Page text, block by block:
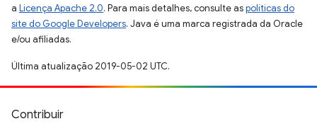
a Licença Apache 2.0. Para mais detalhes, consulte aspolíticas do
site do Google Developers. Java é uma marca registrada da Oracle
e/ou afiliadas.
Última atualização 2019-05-02 UTC.
Contribuir